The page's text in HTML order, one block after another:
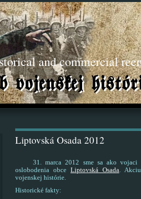
and commercial
Liptovská Osada 2012
31. marca 2012 sme sa ako vojaci
oslobodenia obce Liptovská Osada.
vojenskej histórie.
Historické fakty: